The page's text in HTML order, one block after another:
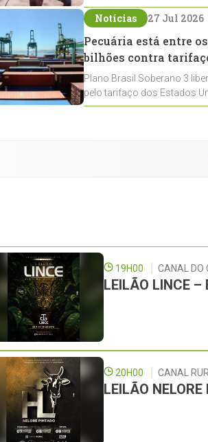
Crioulos voltados ao laço
Notícias 27 Jul 2026
Pecuária está entre
bilhões contra
Plano Brasil Soberano 3
pelo tarifaço dos Estados
contemplados
19H00 CANAL DO
LEILÃO LINCE –
20H00 CANAL
LEILÃO